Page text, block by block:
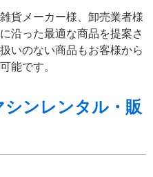
貨メーカー様、卸売業者様
沿った最適な商品を提案さ
いのない商品もお客様から
能です。
ンレンタル・販